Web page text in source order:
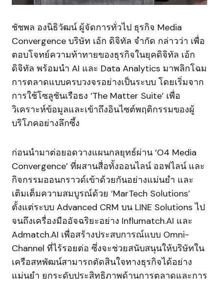
ชัชพล องนิธิวัฒน์ ผู้จัดการทั่วไป ธุรกิจ Media
Convergence บริษัท เอ้ก ดิจิทัล จำกัด กล่าวว่า เพื่อ
ตอบโจทย์ความท้าทายของธุรกิจในยุคดิจิทัล เอ้ก
ดิจิทัล พร้อมนำ AI และ Data Analytics มาพลิกโฉม
การตลาดแบบครบวงจรอย่างเป็นระบบ โดยเริ่มจาก
การใช้โซลูชันเรือธง ‘The Matter Suite’ เพื่อ
วิเคราะห์ข้อมูลและเข้าถึงอินไซต์พฤติกรรมของผู้
บริโภคอย่างลึกซึ้ง
ก่อนนำมาต่อยอดวางแผนกลยุทธ์ผ่าน ‘O4 Media
Convergence’ ที่ผสานสื่อทั้งออนไลน์ ออฟไลน์ และ
กิจกรรมออนกราวด์เข้าด้วยกันอย่างแม่นยำ และ
เติมเต็มความสมบูรณ์ด้วย ‘MarTech Solutions’
ตั้งแต่ระบบ Advanced CRM บน LINE Solutions ไป
จนถึงเครื่องมืออัจฉริยะอย่าง Influmatch.AI และ
Admatch.AI เพื่อสร้างประสบการณ์แบบ Omni-
Channel ที่ไร้รอยต่อ ซึ่งจะช่วยสนับสนุนให้บริษัทใน
เครือสหพัฒน์สามารถตัดสินใจทางธุรกิจได้อย่าง
แม่นยำ ยกระดับประสิทธิภาพด้านการตลาดและการ